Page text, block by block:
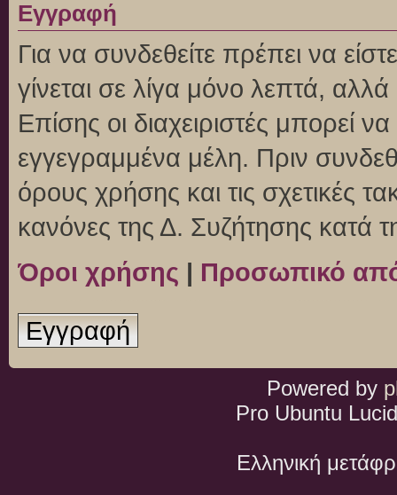
Εγγραφή
Για να συνδεθείτε πρέπει να
γίνεται σε λίγα μόνο λεπτά,
Επίσης οι διαχειριστές μπορεί
εγγεγραμμένα μέλη. Πριν
όρους χρήσης και τις σχετικές
κανόνες της Δ. Συζήτησης κατά
Όροι χρήσης | Προσωπικό
Εγγραφή
Powered by
Pro Ubuntu
Ελληνική